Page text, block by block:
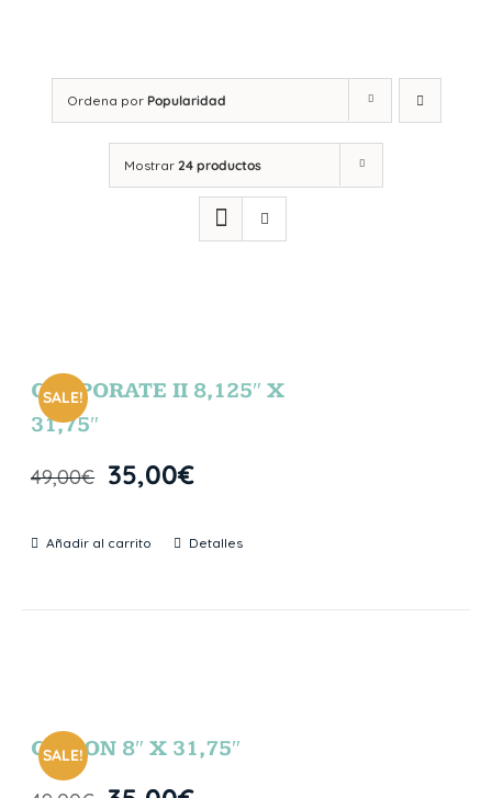
Ordena por Popularidad
Mostrar 24 productos
SALE!
CORPORATE II 8,125″ X
31,75″
49,00€ 35,00€
Añadir al carrito Detalles
SALE!
GIBSON 8″ X 31,75″